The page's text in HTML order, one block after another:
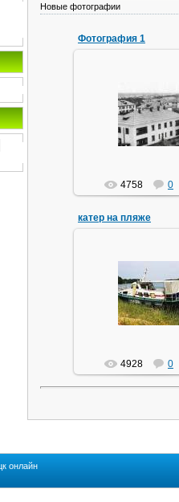
Новые фотографии
Фотография 1
A-o-S
4758 0
катер на пляже
22.08.2010
самое
временами
alzot
4928 0
онлайн